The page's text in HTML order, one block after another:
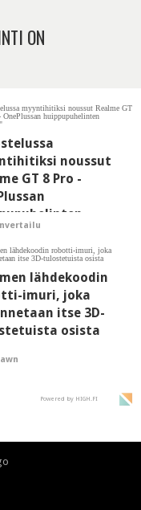
ON
noussut
GT 8 Pro -
lähdekoodin
imuri, joka
itse 3D-
osista
Powered by HIGH.FI